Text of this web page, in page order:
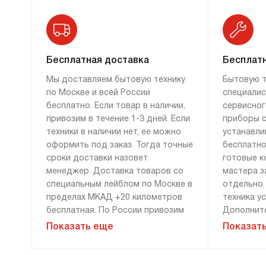
Бесплатная доставка
Мы доставляем бытовую технику
по Москве и всей России
бесплатно. Если товар в наличии,
привозим в течение 1-3 дней. Если
техники в наличии нет, ее можно
оформить под заказ. Тогда точные
сроки доставки назовет
менеджер. Доставка товаров со
специальным лейблом по Москве в
пределах МКАД +20 километров
бесплатная. По России привозим
технику бесплатно, если сумма
Показать еще
Бытовую
приборы
готовые
мастера
техника